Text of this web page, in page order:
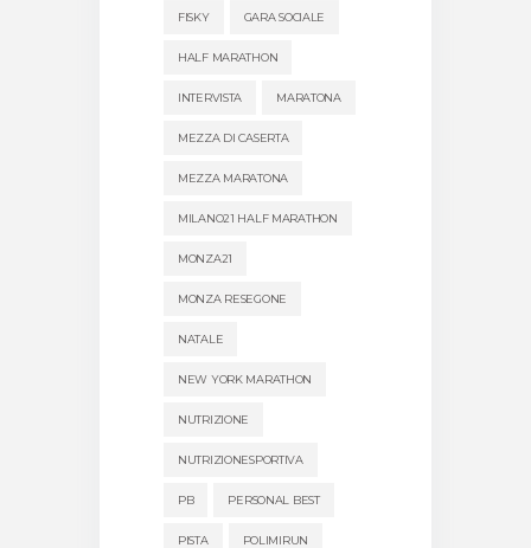
FISKY GARA SOCIALE
HALF MARATHON
INTERVISTA MARATONA
MEZZA DI CASERTA
MEZZA MARATONA
MILANO21 HALF MARATHON
MONZA21
MONZA RESEGONE
NATALE
NEW YORK MARATHON
NUTRIZIONE
NUTRIZIONESPORTIVA
PB PERSONAL BEST
PISTA POLIMIRUN